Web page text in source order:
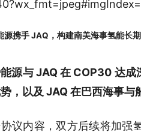
源携手 JAQ，构建南美海事氢能长
源与 JAQ 在 COP30 达
，以及 JAQ 在巴西海事与
议内容，双方后续将加强